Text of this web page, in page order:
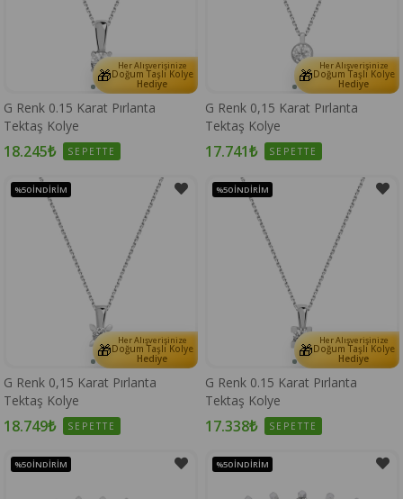
🎁 Her Alışverişinize
Doğum Taşlı Kolye
Hediye
G Renk 0.15 Karat Pırlanta
Tektaş Kolye
18.245₺ SEPETTE
🎁 Her Alışverişinize
Doğum Taşlı Kolye
Hediye
G Renk 0,15 Karat Pırlanta
Tektaş Kolye
17.741₺ SEPETTE
🎁 Her Alışverişinize
Doğum Taşlı Kolye
Hediye
G Renk 0,15 Karat Pırlanta
Tektaş Kolye
18.749₺ SEPETTE
%50İNDIRIM
🎁 Her Alışverişinize
Doğum Taşlı Kolye
Hediye
G Renk 0.15 Karat Pırlanta
Tektaş Kolye
17.338₺ SEPETTE
%50İNDIRIM
%50İNDIRIM %50İNDIRIM